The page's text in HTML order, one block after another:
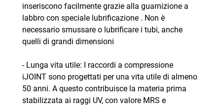
inseriscono facilmente grazie alla guarnizione a
labbro con speciale lubrificazione . Non è
necessario smussare o lubrificare i tubi, anche
quelli di grandi dimensioni
- Lunga vita utile: I raccordi a compressione
iJOINT sono progettati per una vita utile di almeno
50 anni. A questo contribuisce la materia prima
stabilizzata ai raggi UV, con valore MRS e